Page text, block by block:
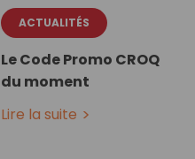
ACTUALITÉS
Le Code Promo CROQ
du moment
Lire la suite